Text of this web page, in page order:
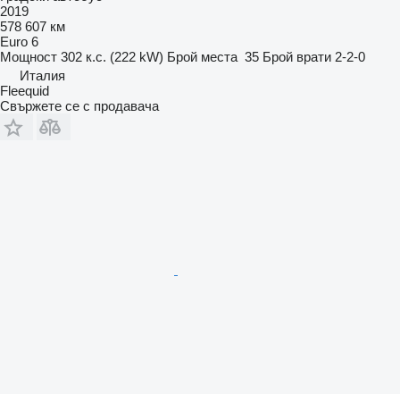
2019
578 607 км
Euro 6
Мощност 302 к.с. (222 kW) Брой места 35 Брой врати 2-2-0
Италия
Fleequid
Свържете се с продавача